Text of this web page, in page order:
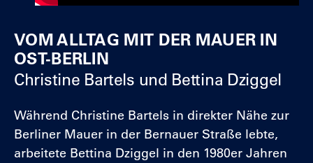
VOM ALLTAG MIT DER MAUER IN
OST-BERLIN
Christine Bartels und Bettina Dziggel
Während Christine Bartels in direkter Nähe zur
Berliner Mauer in der Bernauer Straße lebte,
arbeitete Bettina Dziggel in den 1980er Jahren